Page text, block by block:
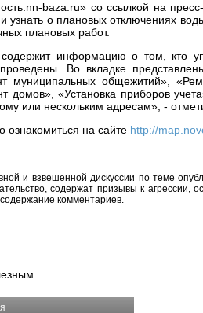
baza.ru» со ссылкой на
узнать о плановых отключениях
плановых работ.
информацию о том, кто
Во вкладке
муниципальных общежитий»,
домов», «Установка приборов
или нескольким адресам», -
на сайте http://
и взвешенной дискуссии по теме
содержат призывы к агрессии,
комментариев.